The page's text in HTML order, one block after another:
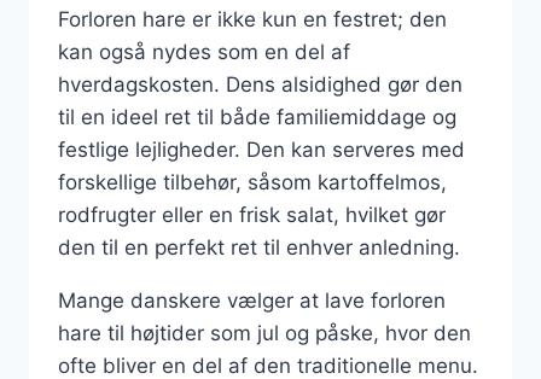
Forloren hare er ikke kun en festret; den
kan også nydes som en del af
hverdagskosten. Dens alsidighed gør den
til en ideel ret til både familiemiddage og
festlige lejligheder. Den kan serveres med
forskellige tilbehør, såsom kartoffelmos,
rodfrugter eller en frisk salat, hvilket gør
den til en perfekt ret til enhver anledning.
Mange danskere vælger at lave forloren
hare til højtider som jul og påske, hvor den
ofte bliver en del af den traditionelle menu.